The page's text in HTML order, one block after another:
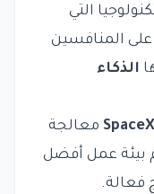
التي
المنافسين
الذكاء
معالجة
بيئة عمل أفضل
فعالة.